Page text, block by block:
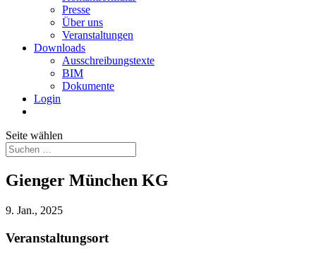
Presse
Über uns
Veranstaltungen
Downloads
Ausschreibungstexte
BIM
Dokumente
Login
Seite wählen
Gienger München KG
9. Jan., 2025
Veranstaltungsort